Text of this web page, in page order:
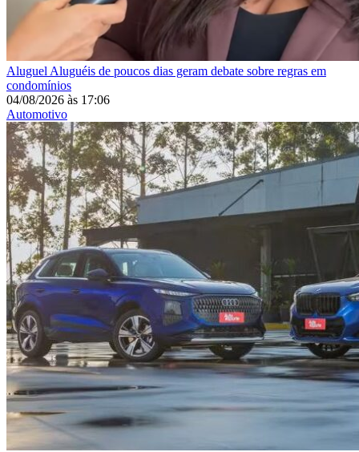
Aluguel Aluguéis de poucos dias geram debate sobre regras em
condomínios
04/08/2026 às 17:06
Automotivo